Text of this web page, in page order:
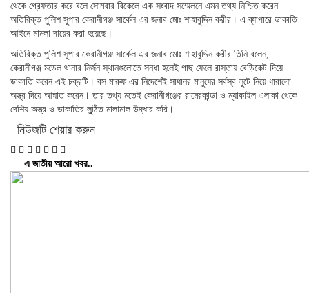
থেকে গ্রেফতার করে বলে সোমবার বিকেলে এক সংবাদ সম্মেলনে এমন তথ্য নিশ্চিত করেন
অতিরিক্ত পুলিশ সুপার কেরানীগঞ্জ সার্কেল এর জনাব মোঃ শাহাবুদ্দিন করীর। এ ব্যাপারে ডাকাতি
আইনে মামলা দায়ের করা হয়েছে।
অতিরিক্ত পুলিশ সুপার কেরানীগঞ্জ সার্কেল এর জনাব মোঃ শাহাবুদ্দিন করীর তিনি বলেন,
কেরানীগঞ্জ মডেল থানার নির্জন স্থানগুলোতে সন্ধা হলেই গাছ ফেলে রাস্তায় বেড়িকেট দিয়ে
ডাকাতি করেন এই চক্রটি। বস মারুফ এর নিদের্শেই সাধানর মানুষের সর্বস্ব লুটে নিয়ে ধারালো
অস্ত্র দিয়ে আঘাত করেন। তার তথ্য মতেই কেরানীগঞ্জের রামেরকান্ডা ও ম্যাকাইল এলাকা থেকে
দেশিয় অস্ত্র ও ডাকাতির লুন্ঠিত মালামাল উদ্ধার করি।
নিউজটি শেয়ার করুন
এ জাতীয় আরো খবর..